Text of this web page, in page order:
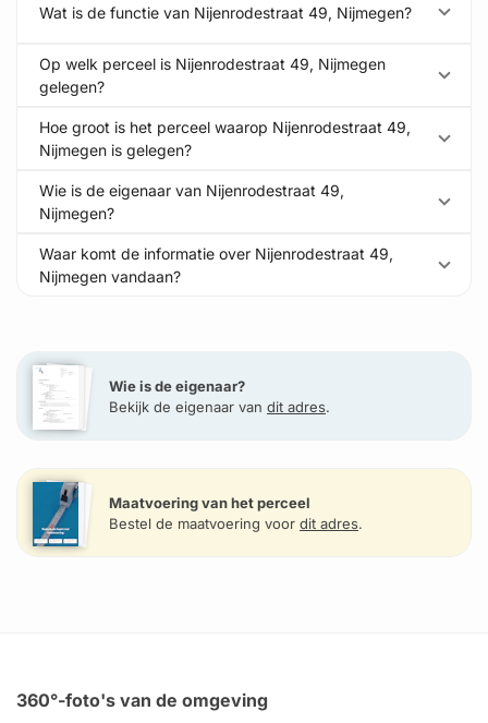
Wat is de functie van Nijenrodestraat 49, Nijmegen?
Op welk perceel is Nijenrodestraat 49, Nijmegen
gelegen?
Hoe groot is het perceel waarop Nijenrodestraat 49,
Nijmegen is gelegen?
Wie is de eigenaar van Nijenrodestraat 49,
Nijmegen?
Waar komt de informatie over Nijenrodestraat 49,
Nijmegen vandaan?
Wie is de eigenaar?
Bekijk de eigenaar van dit adres.
Maatvoering van het perceel
Bestel de maatvoering voor dit adres.
360°-foto's van de omgeving